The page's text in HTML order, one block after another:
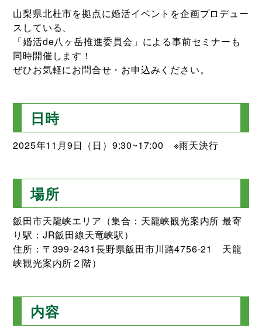
山梨県北杜市を拠点に婚活イベントを企画プロデュー
スしている、
「婚活de八ヶ岳推進委員会」による事前セミナーも
同時開催します！
ぜひお気軽にお問合せ・お申込みください。
日時
2025年11月9日（日）9:30~17:00 ※雨天決行
場所
飯田市天龍峡エリア（集合：天龍峡観光案内所 最寄
り駅：JR飯田線天竜峡駅）
住所：〒399-2431長野県飯田市川路4756-21 天龍
峡観光案内所２階）
内容